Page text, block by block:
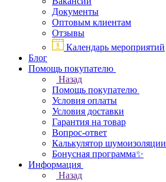
Документы
Оптовым клиентам
Отзывы
Календарь мероприятий
Блог
Помощь покупателю
Назад
Помощь покупателю
Условия оплаты
Условия доставки
Гарантия на товар
Вопрос-ответ
Калькулятор шумоизоляции
Бонусная программа✨
Информация
Назад